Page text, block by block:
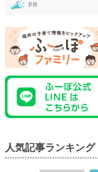
PR
人気記事ランキング